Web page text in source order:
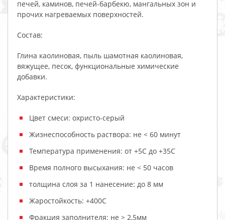
печей, каминов, печей-барбекю, мангальных зон и
прочих нагреваемых поверхностей.
Состав:
Глина каолиновая, пыль шамотная каолиновая,
вяжущее, песок, функциональные химические
добавки.
Характеристики:
Цвет смеси: охристо-серый
Жизнеспособность раствора: не < 60 минут
Температура применения: от +5С до +35С
Время полного высыхания: не < 50 часов
толщина слоя за 1 нанесение: до 8 мм
Жаростойкость: +400С
Фракция заполнителя: не > 2,5мм